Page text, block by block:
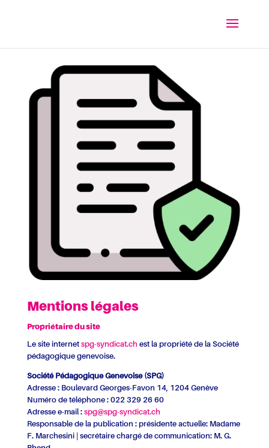
Mentions légales
Propriétaire du site
Le site internet spg-syndicat.ch est la propriété de la Société
pédagogique genevoise.
Société Pédagogique Genevoise (SPG)
Adresse : Boulevard Georges-Favon 14, 1204 Genève
Numéro de téléphone : 022 329 26 60
Adresse e-mail : spg@spg-syndicat.ch
Responsable de la publication : présidente actuelle: Madame
F. Marchesini | secrétaire chargé de communication: M. G.